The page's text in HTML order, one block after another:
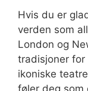
Hvis du er
verden som
London og
tradisjoner for
ikoniske
føler deg som